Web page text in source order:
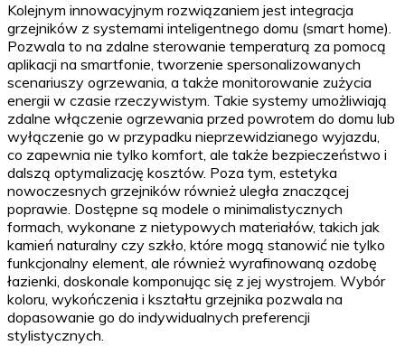
Kolejnym innowacyjnym rozwiązaniem jest integracja
grzejników z systemami inteligentnego domu (smart home).
Pozwala to na zdalne sterowanie temperaturą za pomocą
aplikacji na smartfonie, tworzenie spersonalizowanych
scenariuszy ogrzewania, a także monitorowanie zużycia
energii w czasie rzeczywistym. Takie systemy umożliwiają
zdalne włączenie ogrzewania przed powrotem do domu lub
wyłączenie go w przypadku nieprzewidzianego wyjazdu,
co zapewnia nie tylko komfort, ale także bezpieczeństwo i
dalszą optymalizację kosztów. Poza tym, estetyka
nowoczesnych grzejników również uległa znaczącej
poprawie. Dostępne są modele o minimalistycznych
formach, wykonane z nietypowych materiałów, takich jak
kamień naturalny czy szkło, które mogą stanowić nie tylko
funkcjonalny element, ale również wyrafinowaną ozdobę
łazienki, doskonale komponując się z jej wystrojem. Wybór
koloru, wykończenia i kształtu grzejnika pozwala na
dopasowanie go do indywidualnych preferencji
stylistycznych.